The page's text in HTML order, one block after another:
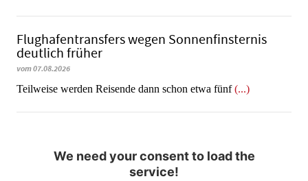
Flughafentransfers wegen Sonnenfinsternis
deutlich früher
vom 07.08.2026
Teilweise werden Reisende dann schon etwa fünf(...)
We need your consent to load the
service!